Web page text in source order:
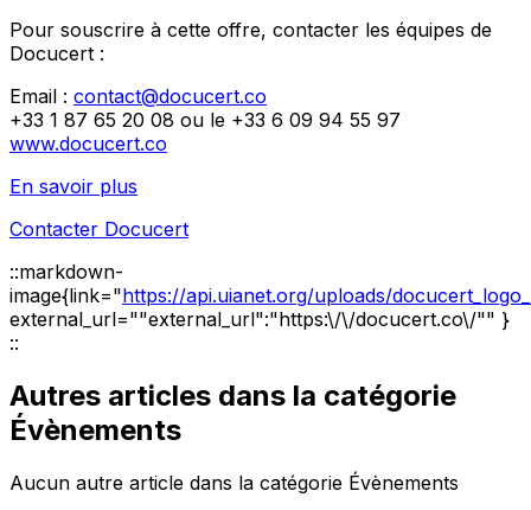
Pour souscrire à cette offre, contacter les équipes de
Docucert :
Email : contact@docucert.co
+33 1 87 65 20 08 ou le +33 6 09 94 55 97
www.docucert.co
En savoir plus
Contacter Docucert
::markdown-
image{link="https://api.uianet.org/uploads/
external_url=""external_url":"https:\/\/docucert.co\/"" }
::
Autres articles dans la catégorie
Évènements
Aucun autre article dans la catégorie Évènements